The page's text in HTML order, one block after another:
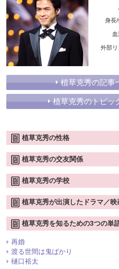
身長
外部
植草克秀の記事
植草克秀のトピッ
植草克秀の性格
植草克秀の交友関係
植草克秀の学校
植草克秀が出演したドラマ／映
植草克秀を知るための3つの単
再婚
渡る世間は鬼ばかり
樋口裕太